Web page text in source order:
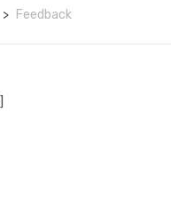
Feedback